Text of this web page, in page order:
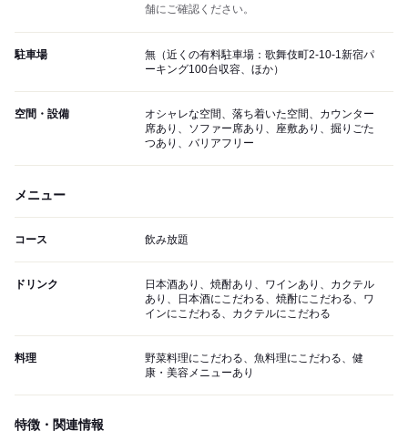
舗にご確認ください。
駐車場
無（近くの有料駐車場：歌舞伎町2-10-1新宿パ
ーキング100台収容、ほか）
空間・設備
オシャレな空間、落ち着いた空間、カウンター
席あり、ソファー席あり、座敷あり、掘りごた
つあり、バリアフリー
メニュー
コース 飲み放題
ドリンク
日本酒あり、焼酎あり、ワインあり、カクテル
あり、日本酒にこだわる、焼酎にこだわる、ワ
インにこだわる、カクテルにこだわる
料理
野菜料理にこだわる、魚料理にこだわる、健
康・美容メニューあり
特徴・関連情報